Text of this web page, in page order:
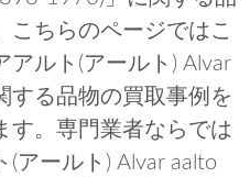
こちらのページではこ
アルト(アールト) Alvar
する品物の買取事例を
す。専門業者ならでは
アールト) Alvar aalto